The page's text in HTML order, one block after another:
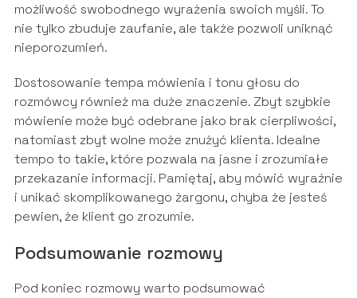
możliwość swobodnego wyrażenia swoich myśli. To
nie tylko zbuduje zaufanie, ale także pozwoli uniknąć
nieporozumień.
Dostosowanie tempa mówienia i tonu głosu do
rozmówcy również ma duże znaczenie. Zbyt szybkie
mówienie może być odebrane jako brak cierpliwości,
natomiast zbyt wolne może znużyć klienta. Idealne
tempo to takie, które pozwala na jasne i zrozumiałe
przekazanie informacji. Pamiętaj, aby mówić wyraźnie
i unikać skomplikowanego żargonu, chyba że jesteś
pewien, że klient go zrozumie.
Podsumowanie rozmowy
Pod koniec rozmowy warto podsumować